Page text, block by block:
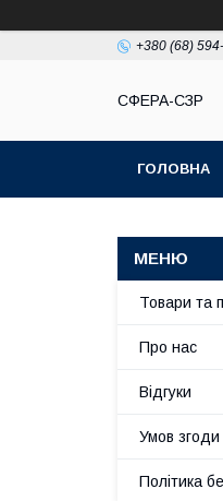
+380 (68)
СФЕРА-СЗР
ГОЛОВНА
Товари та
Про нас
Відгуки
Умов згоди
Політика